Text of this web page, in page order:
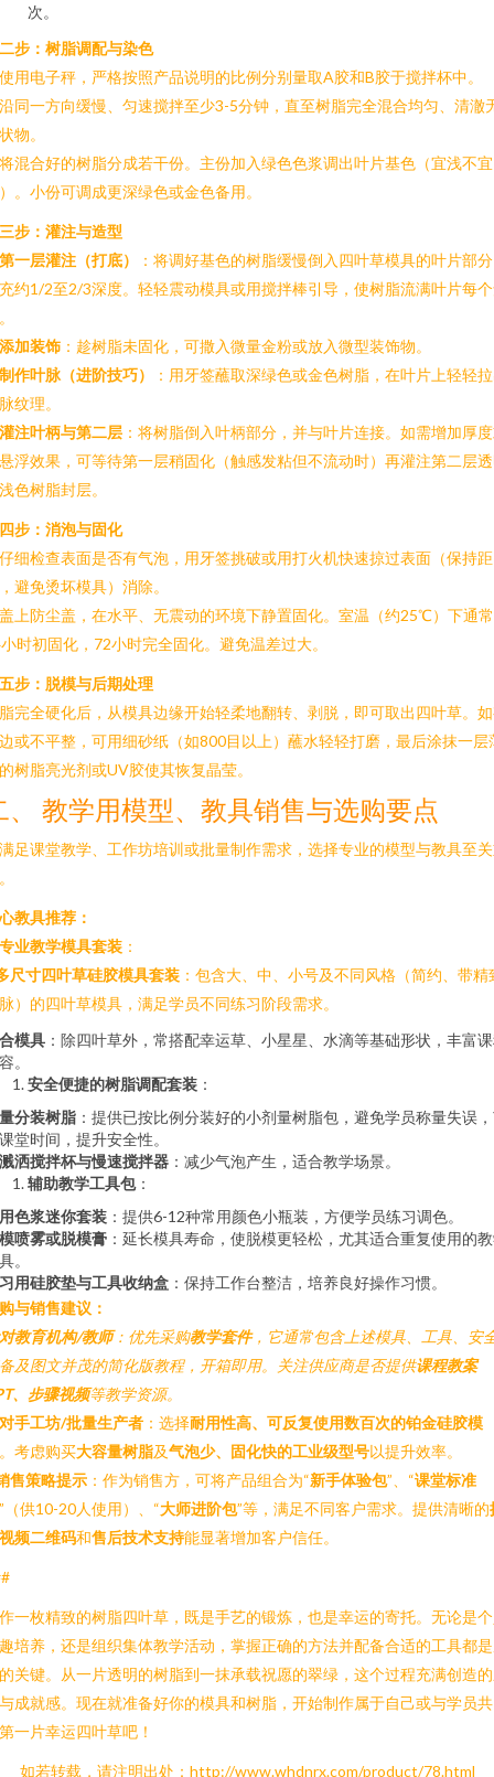
次。
步：树脂调配与染色
用电子秤，严格按照产品说明的比例分别量取A胶和B胶于搅拌杯中。
同一方向缓慢、匀速搅拌至少3-5分钟，直至树脂完全混合均匀、清澈
物。
混合好的树脂分成若干份。主份加入绿色色浆调出叶片基色（宜浅不宜
。小份可调成更深绿色或金色备用。
步：灌注与造型
第一层灌注（打底）
：将调好基色的树脂缓慢倒入四叶草模具的叶片部
约1/2至2/3深度。轻轻震动模具或用搅拌棒引导，使树脂流满叶片每
添加装饰 ：趁树脂未固化，可撒入微量金粉或放入微型装饰物。
制作叶脉（进阶技巧）
：用牙签蘸取深绿色或金色树脂，在叶片上轻轻
纹理。
灌注叶柄与第二层 ：将树脂倒入叶柄部分，并与叶片连接。如需增加厚
浮效果，可等待第一层稍固化（触感发粘但不流动时）再灌注第二层
色树脂封层。
步：消泡与固化
细检查表面是否有气泡，用牙签挑破或用打火机快速掠过表面（保持距
避免烫坏模具）消除。
上防尘盖，在水平、无震动的环境下静置固化。室温（约25℃）下通
时初固化，72小时完全固化。避免温差过大。
步：脱模与后期处理
完全硬化后，从模具边缘开始轻柔地翻转、剥脱，即可取出四叶草。
或不平整，可用细砂纸（如800目以上）蘸水轻轻打磨，最后涂抹一层
树脂亮光剂或UV胶使其恢复晶莹。
、 教学用模型、教具销售与选购要点
足课堂教学、工作坊培训或批量制作需求，选择专业的模型与教具至
教具推荐：
专业教学模具套装 ：
尺寸四叶草硅胶模具套装 ：包含大、中、小号及不同风格（简约、带精
）的四叶草模具，满足学员不同练习阶段需求。
模具 ：除四叶草外，常搭配幸运草、小星星、水滴等基础形状，丰富
。
安全便捷的树脂调配套装 ：
分装树脂 ：提供已按比例分装好的小剂量树脂包，避免学员称量失误
堂时间，提升安全性。
洒搅拌杯与慢速搅拌器 ：减少气泡产生，适合教学场景。
辅助教学工具包：
色浆迷你套装 ：提供6-12种常用颜色小瓶装，方便学员练习调色。
喷雾或脱模膏 ：延长模具寿命，使脱模更轻松，尤其适合重复使用的
。
用硅胶垫与工具收纳盒 ：保持工作台整洁，培养良好操作习惯。
与销售建议：
教育机构/教师：优先采购教学套件，它通常包含上述模具、工具、安
及图文并茂的简化版教程，开箱即用。关注供应商是否提供课程教案
、步骤视频等教学资源。
手工坊/批量生产者 ：选择耐用性高、可反复使用数百次的铂金硅胶模
。考虑购买大容量树脂及气泡少、固化快的工业级型号以提升效率。
售策略提示 ：作为销售方，可将产品组合为“新手体验包”、“课堂标准
”（供10-20人使用）、“大师进阶包”等，满足不同客户需求。提供清晰的
频二维码和售后技术支持能显著增加客户信任。
一枚精致的树脂四叶草，既是手艺的锻炼，也是幸运的寄托。无论是
培养，还是组织集体教学活动，掌握正确的方法并配备合适的工具都
关键。从一片透明的树脂到一抹承载祝愿的翠绿，这个过程充满创造
成就感。现在就准备好你的模具和树脂，开始制作属于自己或与学员
一片幸运四叶草吧！
如若转载，请注明出处：http://www.whdnrx.com/product/78.html